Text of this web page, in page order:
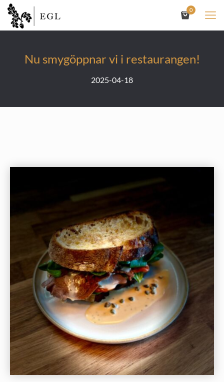
0
Nu smygöppnar vi i restaurangen!
2025-04-18